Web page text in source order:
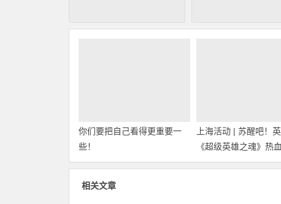
你们要把自己看得更重要一
些！
上海活动 | 苏醒吧！英
《超级英雄之魂》热
会首次登陆上海！
相关文章